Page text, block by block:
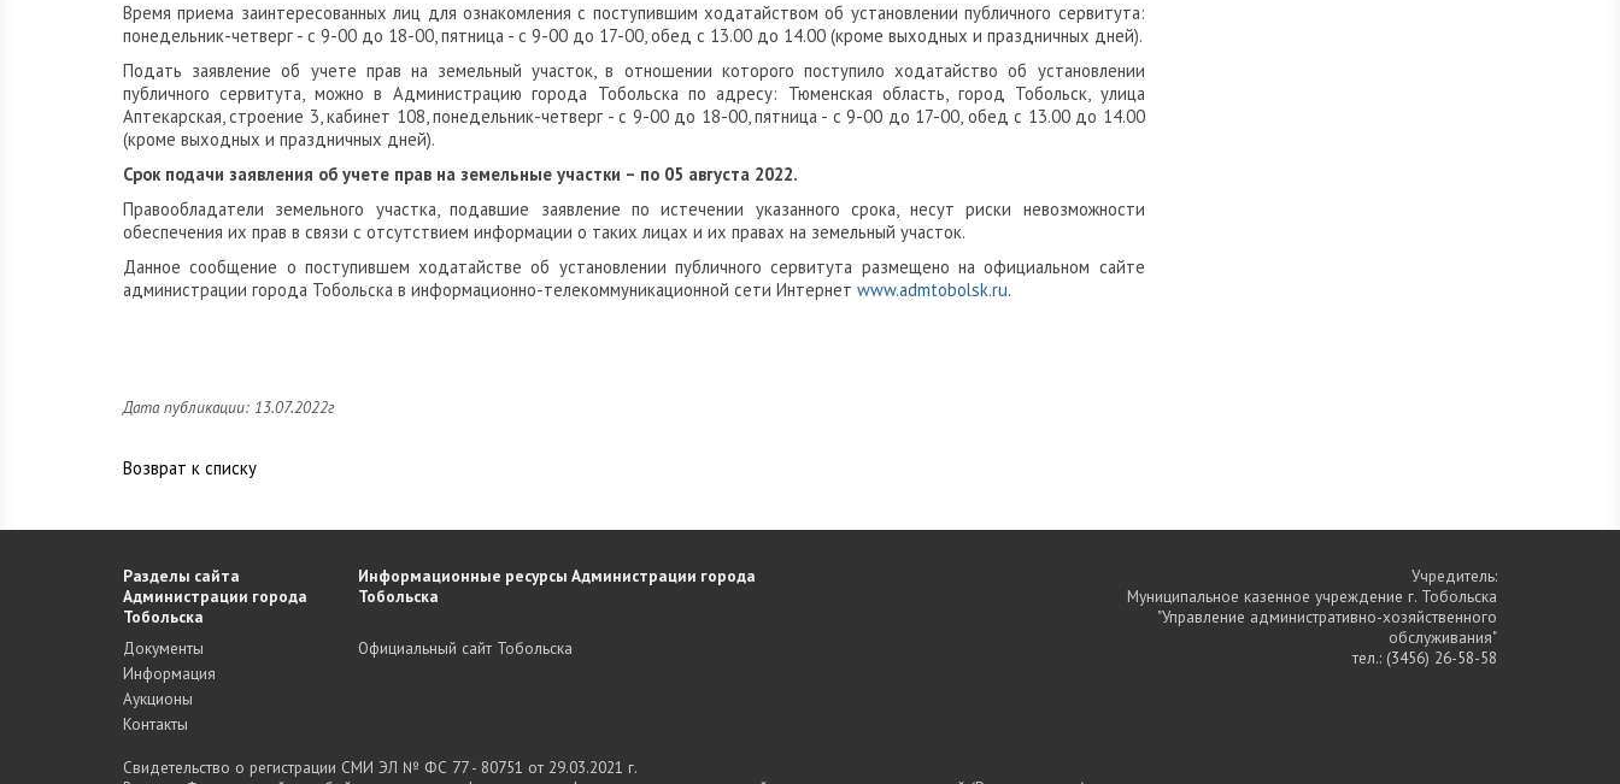
Время приема заинтересованных лиц для ознакомления с поступившим ходатайством об установлении публичного сервитута:
понедельник-четверг - с 9-00 до 18-00, пятница - с 9-00 до 17-00, обед с 13.00 до 14.00 (кроме выходных и праздничных дней).
Подать заявление об учете прав на земельный участок, в отношении которого поступило ходатайство об установлении
публичного сервитута, можно в Администрацию города Тобольска по адресу: Тюменская область, город Тобольск, улица
Аптекарская, строение 3, кабинет 108, понедельник-четверг - с 9-00 до 18-00, пятница - с 9-00 до 17-00, обед с 13.00 до 14.00
(кроме выходных и праздничных дней).
Срок подачи заявления об учете прав на земельные участки – по 05 августа 2022.
Правообладатели земельного участка, подавшие заявление по истечении указанного срока, несут риски невозможности
обеспечения их прав в связи с отсутствием информации о таких лицах и их правах на земельный участок.
Данное сообщение о поступившем ходатайстве об установлении публичного сервитута размещено на официальном сайте
администрации города Тобольска в информационно-телекоммуникационной сети Интернет www.admtobolsk.ru.
Дата публикации: 13.07.2022г
Возврат к списку
Разделы сайта
Администрации города
Тобольска
Документы
Информация
Аукционы
Контакты
Информационные ресурсы Администрации города
Тобольска
Официальный сайт Тобольска
Учредитель:
Муниципальное казенное учреждение г. Тобольска
"Управление административно-хозяйственного
обслуживания"
тел.: (3456) 26-58-58
Свидетельство о регистрации СМИ ЭЛ № ФС 77 - 80751 от 29.03.2021 г.